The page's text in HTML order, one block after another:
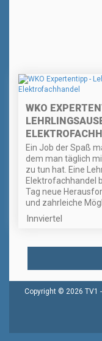
WKO
Ein Job der Spaß
dem man täglich
zu tun hat. Eine
Elektrofachhandel
Tag neue
und zahrleiche
Innviertel
Copyright © 2026 TV1 -